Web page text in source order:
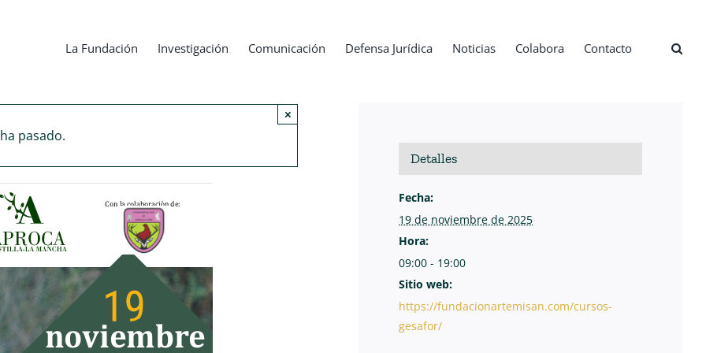
La Fundación Investigación Comunicación Defensa Jurídica Noticias Colabora Contacto
pasado.
×
Detalles
Fecha:
19 de noviembre de 2025
Hora:
09:00 - 19:00
Sitio web:
https://fundacionartemisan.com/cursos-
gesafor/